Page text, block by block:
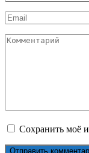
Email
Комментарий
Сохранить моё